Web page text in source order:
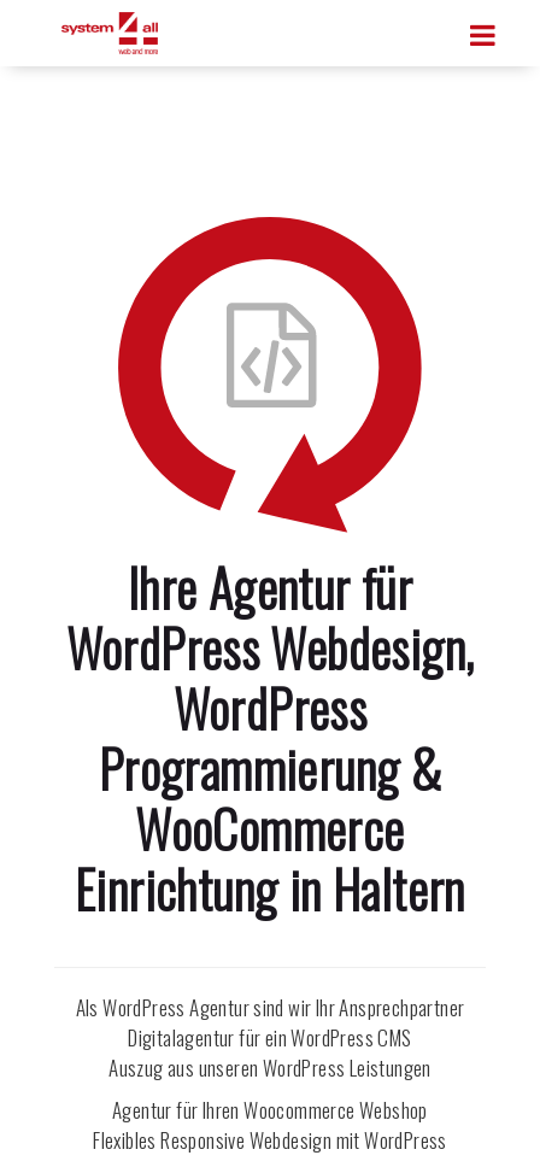
Ihre Agentur für
WordPress Webdesign,
WordPress
Programmierung &
WooCommerce
Einrichtung in Haltern
Als WordPress Agentur sind wir Ihr Ansprechpartner
Digitalagentur für ein WordPress CMS
Auszug aus unseren WordPress Leistungen
Agentur für Ihren Woocommerce Webshop
Flexibles Responsive Webdesign mit WordPress